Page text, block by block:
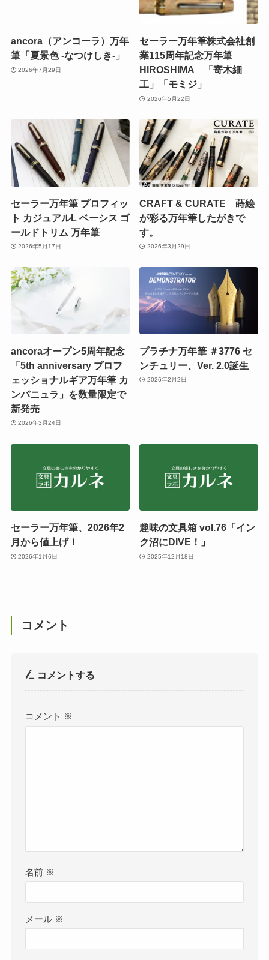
ancora（アンコーラ）万年
筆「夏景色 -なつけしき-」
2026年7月29日
セーラー万年筆株式会社創
業115周年記念万年筆
HIROSHIMA 「寄木細
工」「モミジ」
2026年5月22日
セーラー万年筆 プロフィッ
ト カジュアルL ベーシス ゴ
ールドトリム 万年筆
2026年5月17日
CRAFT & CURATE 蒔絵
が彩る万年筆したがきで
す。
2026年3月29日
ancoraオープン5周年記念
「5th anniversary プロフ
ェッショナルギア万年筆 カ
ンパニュラ」を数量限定で
新発売
2026年3月24日
プラチナ万年筆 ＃3776 セ
ンチュリー、Ver. 2.0誕生
2026年2月2日
セーラー万年筆、2026年2
月から値上げ！
2026年1月6日
趣味の文具箱 vol.76「イン
ク沼にDIVE！」
2025年12月18日
コメント
コメントする
コメント ※
名前 ※
メール ※